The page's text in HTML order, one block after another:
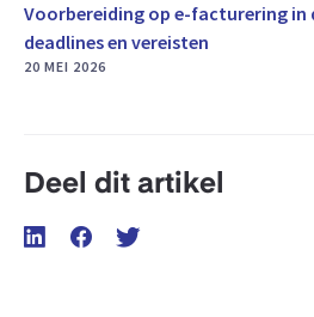
Voorbereiding op e-facturering in
deadlines en vereisten
20 MEI 2026
Deel dit artikel